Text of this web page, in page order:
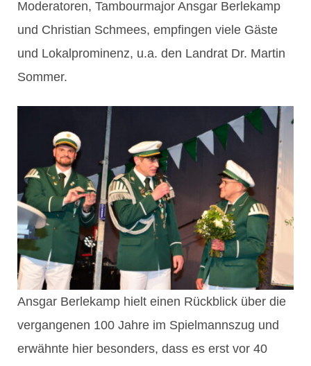
Moderatoren, Tambourmajor Ansgar Berlekamp
und Christian Schmees, empfingen viele Gäste
und Lokalprominenz, u.a. den Landrat Dr. Martin
Sommer.
Ansgar Berlekamp hielt einen Rückblick über die
vergangenen 100 Jahre im Spielmannszug und
erwähnte hier besonders, dass es erst vor 40